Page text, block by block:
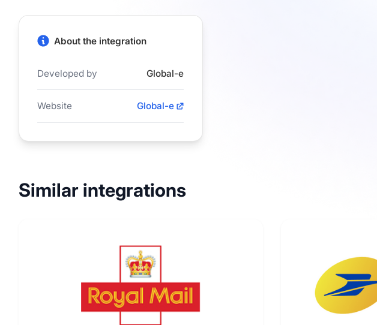
About the integration
Developed by Global-e
Website Global-e
Similar integrations